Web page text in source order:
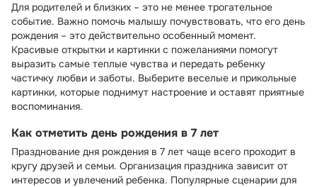
Для родителей и близких – это не менее трогательное
событие. Важно помочь малышу почувствовать, что его день
рождения – это действительно особенный момент.
Красивые открытки и картинки с пожеланиями помогут
выразить самые теплые чувства и передать ребенку
частичку любви и заботы. Выберите веселые и прикольные
картинки, которые поднимут настроение и оставят приятные
воспоминания.
Как отметить день рождения в 7 лет
Празднование дня рождения в 7 лет чаще всего проходит в
кругу друзей и семьи. Организация праздника зависит от
интересов и увлечений ребенка. Популярные сценарии для